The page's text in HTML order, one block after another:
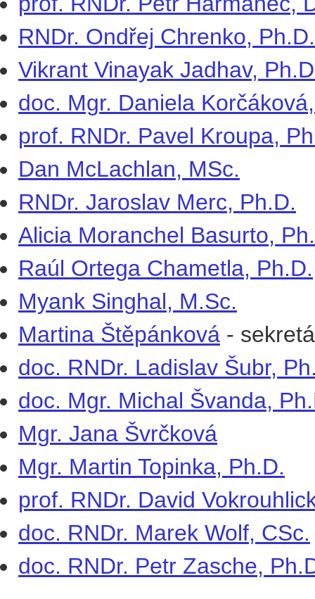
RNDr. Ondřej Chrenko, Ph.D.
Vikrant Vinayak Jadhav,
doc. Mgr. Daniela
prof. RNDr. Pavel Kroupa,
Dan McLachlan, MSc.
RNDr. Jaroslav Merc, Ph.D.
Alicia Moranchel Basurto,
Raúl Ortega Chametla, Ph.D.
Myank Singhal, M.Sc.
Martina Štěpánková -
doc. RNDr. Ladislav Šubr,
doc. Mgr. Michal Švanda,
Mgr. Jana Švrčková
Mgr. Martin Topinka, Ph.D.
prof. RNDr. David
doc. RNDr. Marek Wolf, CSc.
doc. RNDr. Petr Zasche,